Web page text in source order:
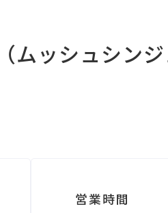
ムッシュシン
営業時間